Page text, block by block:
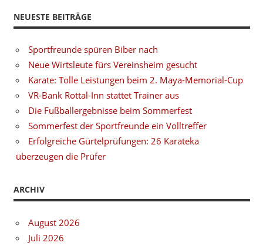
NEUESTE BEITRÄGE
Sportfreunde spüren Biber nach
Neue Wirtsleute fürs Vereinsheim gesucht
Karate: Tolle Leistungen beim 2. Maya-Memorial-Cup
VR-Bank Rottal-Inn stattet Trainer aus
Die Fußballergebnisse beim Sommerfest
Sommerfest der Sportfreunde ein Volltreffer
Erfolgreiche Gürtelprüfungen: 26 Karateka
überzeugen die Prüfer
ARCHIV
August 2026
Juli 2026